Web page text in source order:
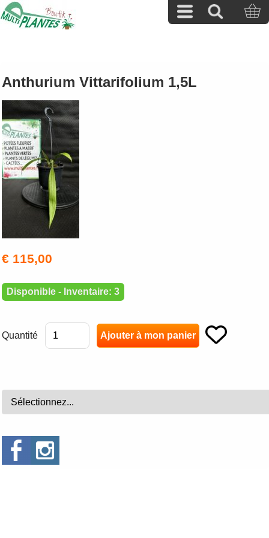
Anthurium Vittarifolium 1,5L
€ 115,00
Disponible - Inventaire: 3
Quantité